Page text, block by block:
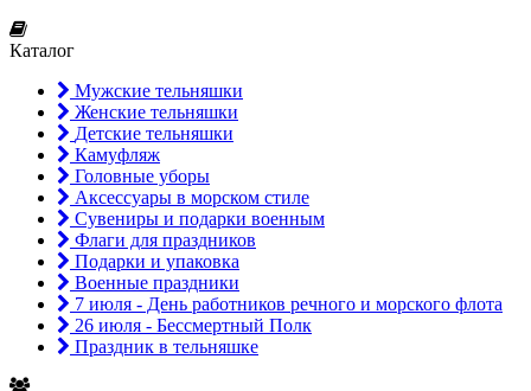
Каталог
Мужские тельняшки
Женские тельняшки
Детские тельняшки
Камуфляж
Головные уборы
Аксессуары в морском стиле
Сувениры и подарки военным
Флаги для праздников
Подарки и упаковка
Военные праздники
7 июля - День работников речного и морского флота
26 июля - Бессмертный Полк
Праздник в тельняшке